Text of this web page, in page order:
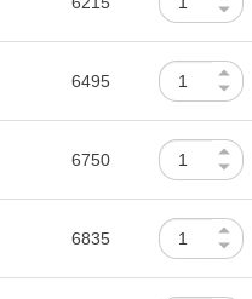
6495
6750
6835